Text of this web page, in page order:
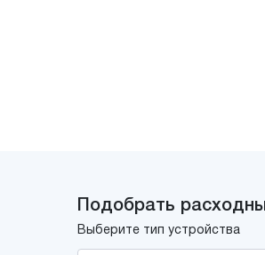
Подобрать
Выберите тип устройства